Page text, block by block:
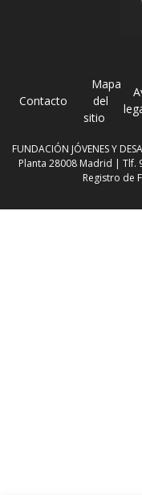
Contacto
Mapa
del
sitio
FUNDACIÓN JÓVENES Y
Planta 28008 Madrid | Tlf.
Registro de